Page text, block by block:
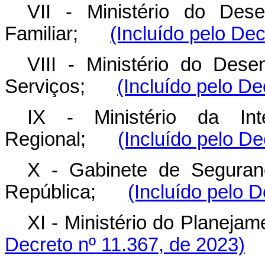
VII - Ministério do
Familiar; (Incluído pelo
VIII - Ministério do
Serviços; (Incluído pelo
IX - Ministério da
Regional; (Incluído pelo
X - Gabinete de
República; (Incluído pelo
XI - Ministério do
Decreto nº 11.367, de 2023)